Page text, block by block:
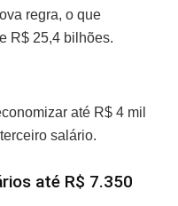
regra, o que
R$ 25,4 bilhões.
até R$ 4 mil
salário.
até R$ 7.350